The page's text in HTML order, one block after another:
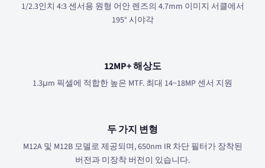
1/2.3인치 4:3 센서용 원형 어안 렌즈의 4.7mm 이미지 서클에서
195° 시야각
12MP+ 해상도
1.3μm 픽셀에 적합한 높은 MTF. 최대 14~18MP 센서 지원
두 가지 변형
M12A 및 M12B 모델로 제공되며, 650nm IR 차단 필터가 장착된
버전과 미장착 버전이 있습니다.